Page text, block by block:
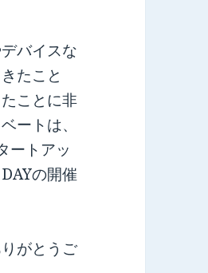
バイスな
たこと
ことに非
ートは、
ートアッ
の開催
がとうご